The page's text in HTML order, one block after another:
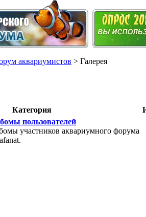
аквариумистов > Галерея
Категория
пользователей
участников аквариумного форума